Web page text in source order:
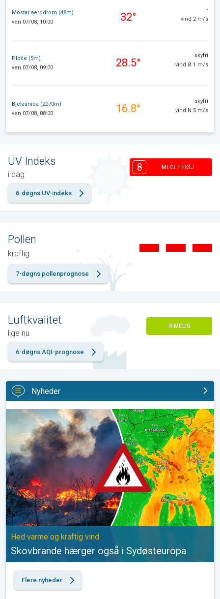
Mostar aerodrom (48m)
ven 07/08, 10:00
32°
-
vind 2 m/s
Ploče (5m)
ven 07/08, 09:00
28.5°
skyfri
vind Ø 1 m/s
Bjelašnica (2070m)
ven 07/08, 08:00
16.8°
skyfri
vind N 5 m/s
UV Indeks
i dag
8 MEGET HØJ
6-døgns UV-indeks
Pollen
kraftig
7-døgns pollenprognose
Luftkvalitet
lige nu
RIMELIG
6-døgns AQI-prognose
Nyheder
Skovbrande hærger også i Sydøsteuropa. Hed varme og
Hed varme og kraftig vind
Skovbrande hærger også i Sydøsteuropa
Flere nyheder